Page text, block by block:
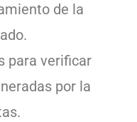
de la
para verificar
por la